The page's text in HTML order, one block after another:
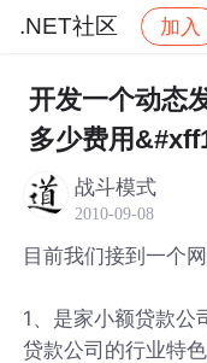
.NET社区 加入
社区 .NET社区
开发一个动态
多少费用
战斗模式
2010-09-08
目前我们接到一个
1、是家小额贷款公
贷款公司的行业特色